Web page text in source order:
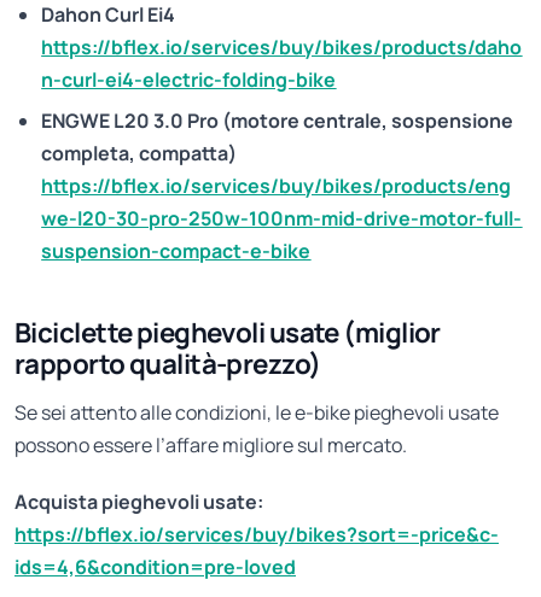
Dahon Curl Ei4
https://bflex.io/services/buy/bikes/products/daho
n-curl-ei4-electric-folding-bike
ENGWE L20 3.0 Pro (motore centrale, sospensione
completa, compatta)
https://bflex.io/services/buy/bikes/products/eng
we-l20-30-pro-250w-100nm-mid-drive-motor-full-
suspension-compact-e-bike
Biciclette pieghevoli usate (miglior
rapporto qualità-prezzo)
Se sei attento alle condizioni, le e-bike pieghevoli usate
possono essere l’affare migliore sul mercato.
Acquista pieghevoli usate:
https://bflex.io/services/buy/bikes?sort=-price&c-
ids=4,6&condition=pre-loved